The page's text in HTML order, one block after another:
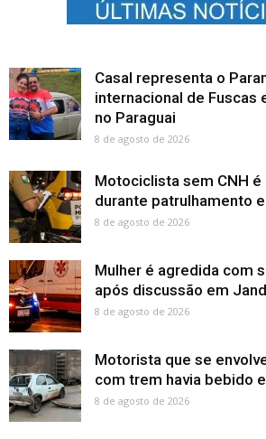
Casal representa o
internacional de Fuscas
no Paraguai
8 de agosto de 2026
Motociclista sem CNH
durante patrulhamento
8 de agosto de 2026
Mulher é agredida com
após discussão em
8 de agosto de 2026
Motorista que se
com trem havia bebido
8 de agosto de 2026